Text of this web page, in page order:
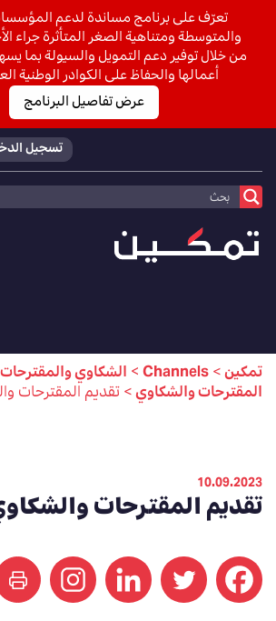
تسجيل
تمكين>
Channels
>الشكاوي والمقترحات
المقترحات والشكاوي>تقديم المقترحات
10.09.2023
تقديم المقترحات
تعرّف على برنامج مساندة لدعم
والمتوسطة ومتناهية الصغر المتأثرة جراء
من خلال توفير دعم التمويل والسيولة بما
أعمالها والحفاظ على الكوادر الوطنية
عرض تفاصيل البرنامج